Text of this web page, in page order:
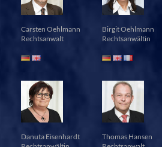
Carsten Oehlmann
Rechtsanwalt
Birgit Oehlmann
Rechtsanwältin
Danuta Eisenhardt
Thomas Hansen